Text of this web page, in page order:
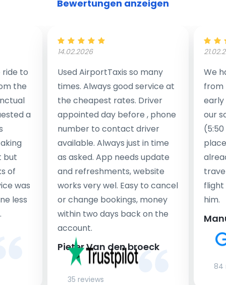
Bewertungen anzeigen
to
the
a
but
of
was
less
14.02.2026
Used AirportTaxis so many
times. Always good service at
the cheapest rates. Driver
appointed day before , phone
number to contact driver
available. Always just in time
as asked. App needs update
and refreshments, website
works very wel. Easy to cancel
or change bookings, money
within two days back on the
account.
Pieter Van den broeck
35 reviews
We
from
early
our
flight
him.
84